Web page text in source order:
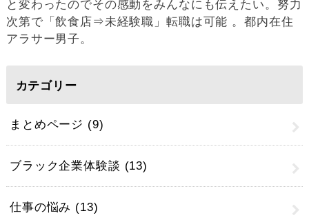
と変わったのでその感動をみんなにも伝えたい。努力
次第で「飲食店⇒未経験職」転職は可能 。都内在住
アラサー男子。
カテゴリー
まとめページ (9)
ブラック企業体験談 (13)
仕事の悩み (13)